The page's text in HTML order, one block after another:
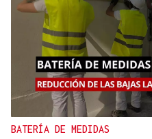
BATERÍA DE MEDIDAS